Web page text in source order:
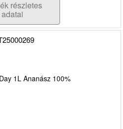
részletes
adatai
1L Ananász 100%